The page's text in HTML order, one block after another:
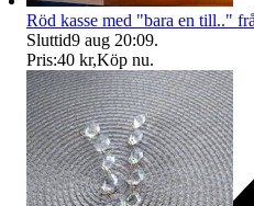
Röd kasse med "bara en till.."
Sluttid9 aug 20:09.
Pris:40 kr,Köp nu.